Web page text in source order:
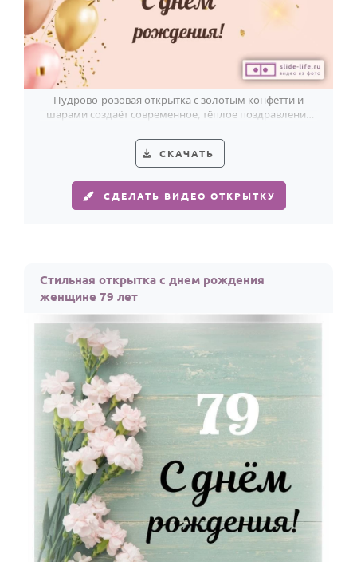
Пудрово-розовая открытка с золотым конфетти и
шарами создаёт современное, тёплое поздравление
СКАЧАТЬ
СДЕЛАТЬ ВИДЕО ОТКРЫТКУ
Стильная открытка с днем рождения
женщине 79 лет